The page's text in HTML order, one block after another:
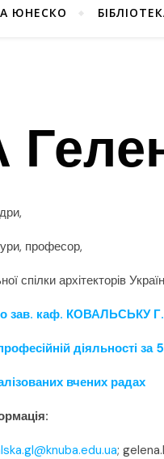
ЮНЕСКО
професор,
спілки архітекторів
зав. каф. КОВАЛЬСЬКУ
діяльності за
вчених радах
;